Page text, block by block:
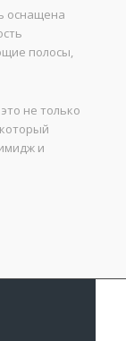
оснащена
полосы,
не только
и